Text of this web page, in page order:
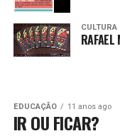
CULTURA
RAFAEL
EDUCAÇÃO 11 anos ago
IR OU FICAR?